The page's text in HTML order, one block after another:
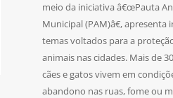
meio da iniciativa â€œPauta
Municipal (PAM)â€,
temas voltados para a
animais nas cidades. Mais de
cães e gatos vivem em
abandono nas ruas, fome ou